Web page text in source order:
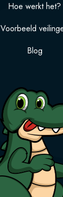
Hoe werkt het?
Voorbeeld
Blog